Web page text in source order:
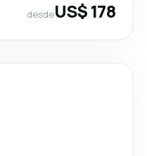
desdeUS$ 178